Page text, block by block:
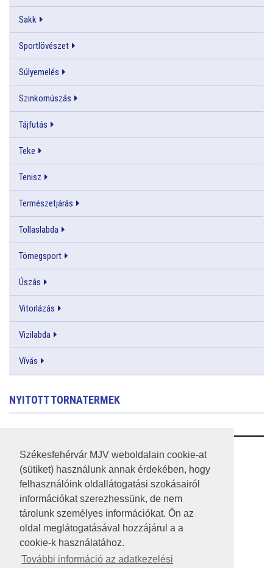
Székesfehérvár MJV weboldalain cookie-at
(sütiket) használunk annak érdekében, hogy
felhasználóink oldallátogatási szokásairól
információkat szerezhessünk, de nem
tárolunk személyes információkat. Ön az
oldal meglátogatásával hozzájárul a a
cookie-k használatához.
További információ az adatkezelési
Sakk
Sportlövészet
Súlyemelés
Szinkornúszás
Tájfutás
Teke
Tenisz
Természetjárás
Tollaslabda
Tömegsport
Úszás
Vitorlázás
Vizilabda
Vívás
NYITOTT TORNATERMEK
RSS
A HONLAP 2017.03.31-I ÁLLAPOTA
JOGI NYILATKOZAT
IMPRESSZUM